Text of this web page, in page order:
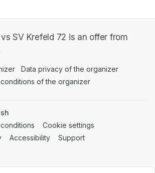
SV Krefeld 72 is an offer from
(opens in a new tab)
Data privacy of the organizer
of the organizer
LANGUAGE
(opens in a new tab)
Cookie settings
(opens in a new tab)
Accessibility (opens in a new tab)
Support